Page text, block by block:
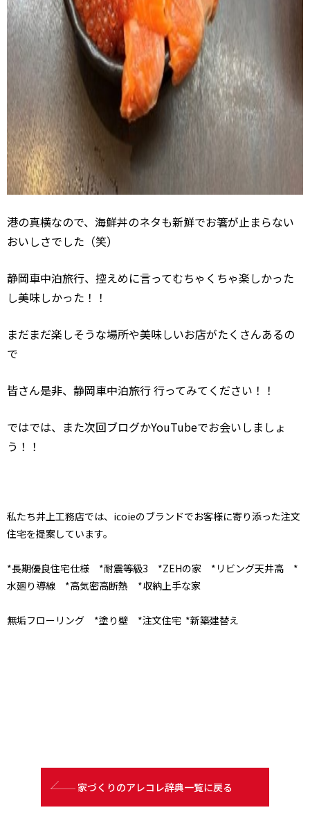
港の真横なので、海鮮丼のネタも新鮮でお箸が止まらない
おいしさでした（笑）
静岡車中泊旅行、控えめに言ってむちゃくちゃ楽しかった
し美味しかった！！
まだまだ楽しそうな場所や美味しいお店がたくさんあるの
で
皆さん是非、静岡車中泊旅行 行ってみてください！！
ではでは、また次回ブログかYouTubeでお会いしましょ
う！！
私たち井上工務店では、icoieのブランドでお客様に寄り添った注文
住宅を提案しています。
*長期優良住宅仕様 *耐震等級3 *ZEHの家 *リビング天井高 *
水廻り導線 *高気密高断熱 *収納上手な家
無垢フローリング *塗り壁 *注文住宅 *新築建替え
家づくりのアレコレ辞典一覧に戻る